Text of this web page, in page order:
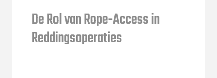
De Rol van Rope-Access in
Reddingsoperaties